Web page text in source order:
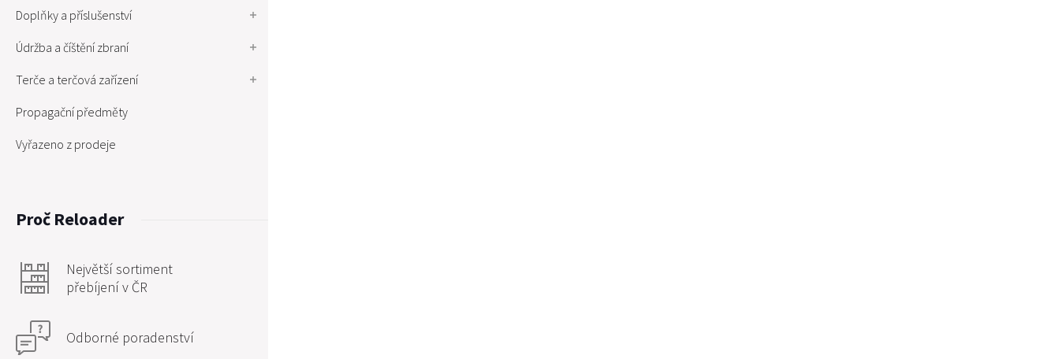
Doplňky a příslušenství
Údržba a číštění zbraní
Terče a terčová zařízení
Propagační předměty
Vyřazeno z prodeje
Proč Reloader
Největší sortiment
přebíjení v ČR
Odborné poradenství